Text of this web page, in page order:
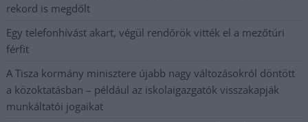
rekord is megdőlt
Egy telefonhívást akart, végül rendőrök vitték el a mezőtúri
férfit
A Tisza kormány minisztere újabb nagy változásokról döntött
a közoktatásban – például az iskolaigazgatók visszakapják
munkáltatói jogaikat